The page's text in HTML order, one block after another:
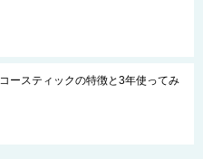
ースティックの特徴と3年使ってみ